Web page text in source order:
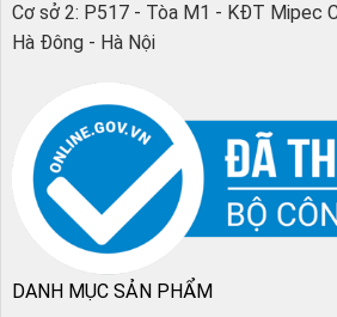
Cơ sở 2: P517 - Tòa M1 - KĐT Mipec
Hà Đông - Hà Nội
DANH MỤC SẢN PHẨM